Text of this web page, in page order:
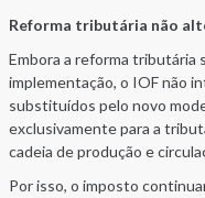
Reforma tributária não
Embora a reforma tributária
implementação, o IOF não
substituídos pelo novo
exclusivamente para a
cadeia de produção e
Por isso, o imposto